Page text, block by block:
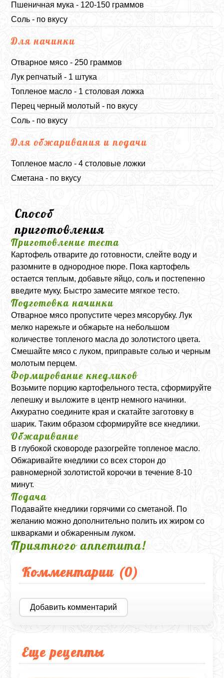
Пшеничная мука - 120-150 граммов
Соль - по вкусу
Для начинки
Отварное мясо - 250 граммов
Лук репчатый - 1 штука
Топленое масло - 1 столовая ложка
Перец черный молотый - по вкусу
Соль - по вкусу
Для обжаривания и подачи
Топленое масло - 4 столовые ложки
Сметана - по вкусу
Способ
приготовления
Приготовление теста
Картофель отварите до готовности, слейте воду и
разомните в однородное пюре. Пока картофель
остается теплым, добавьте яйцо, соль и постепенно
введите муку. Быстро замесите мягкое тесто.
Подготовка начинки
Отварное мясо пропустите через мясорубку. Лук
мелко нарежьте и обжарьте на небольшом
количестве топленого масла до золотистого цвета.
Смешайте мясо с луком, приправьте солью и черным
молотым перцем.
Формирование кнедликов
Возьмите порцию картофельного теста, сформируйте
лепешку и выложите в центр немного начинки.
Аккуратно соедините края и скатайте заготовку в
шарик. Таким образом сформируйте все кнедлики.
Обжаривание
В глубокой сковороде разогрейте топленое масло.
Обжаривайте кнедлики со всех сторон до
равномерной золотистой корочки в течение 8-10
минут.
Подача
Подавайте кнедлики горячими со сметаной. По
желанию можно дополнительно полить их жиром со
шкварками и обжаренным луком.
Приятного аппетита!
Комментарии (0)
Добавить комментарий
Еще рецепты